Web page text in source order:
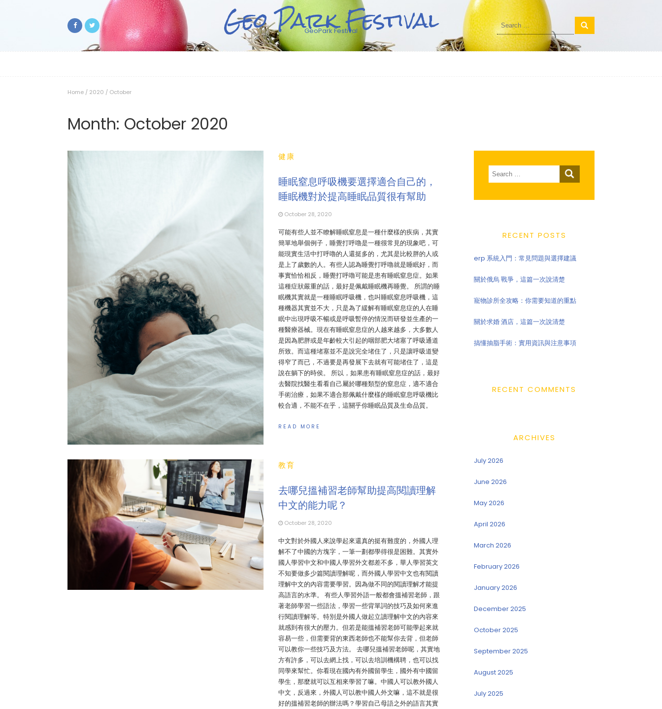
Geo Park Festival
GeoPark Festival
Search
for:
Home / 2020 / October
Month: October 2020
健康
睡眠窒息呼吸機要選擇適合自己的，
睡眠機對於提高睡眠品質很有幫助
October 28, 2020
可能有些人並不瞭解睡眠窒息是一種什麼樣的疾病，其實
簡單地舉個例子，睡覺打呼嚕是一種很常見的現象吧，可
能現實生活中打呼嚕的人還挺多的，尤其是比較胖的人或
是上了歲數的人。有些人認為睡覺打呼嚕就是睡眠好，而
事實恰恰相反，睡覺打呼嚕可能是患有睡眠窒息症。如果
這種症狀嚴重的話，最好是佩戴睡眠機再睡覺。 所謂的睡
眠機其實就是一種睡眠呼吸機，也叫睡眠窒息呼吸機，這
種機器其實並不大，只是為了緩解有睡眠窒息症的人在睡
眠中出現呼吸不暢或是呼吸暫停的情況而研發並生產的一
種醫療器械。現在有睡眠窒息症的人越來越多，大多數人
是因為肥胖或是年齡較大引起的咽部肥大堵塞了呼吸通道
所致。而這種堵塞並不是說完全堵住了，只是讓呼吸道變
得窄了而已，不過要是再發展下去就有可能堵住了，這是
說在躺下的時侯。 所以，如果患有睡眠窒息症的話，最好
去醫院找醫生看看自己屬於哪種類型的窒息症，適不適合
手術治療，如果不適合那佩戴什麼樣的睡眠窒息呼吸機比
較合適，不能不在乎，這關乎你睡眠品質及生命品質。
READ MORE
教育
去哪兒搵補習老師幫助提高閱讀理解
中文的能力呢？
October 28, 2020
中文對於外國人來說學起來還真的挺有難度的，外國人理
解不了中國的方塊字，一筆一劃都學得很是困難。其實外
國人學習中文和中國人學習外文都差不多，華人學習英文
不知要做多少篇閱讀理解呢，而外國人學習中文也有閱讀
理解中文的內容需要學習。因為做不同的閱讀理解才能提
高語言的水準。 有些人學習外語一般都會搵補習老師，跟
著老師學習一些語法，學習一些背單詞的技巧及如何來進
行閱讀理解等。特別是外國人做起立讀理解中文的內容來
就感到有很大的壓力。但若是能搵補習老師可能學起來就
容易一些，但需要背的東西老師也不能幫你去背，但老師
可以教你一些技巧及方法。 去哪兒搵補習老師呢，其實地
方有許多，可以去網上找，可以去培訓機構聘，也可以找
同學來幫忙。你看現在國內有外國留學生，國外有中國留
學生，那麼就可以互相來學習了嘛。中國人可以教外國人
中文，反過來，外國人可以教中國人外文嘛，這不就是很
好的搵補習老師的辦法嗎？學習自己母語之外的語言其實
Search
for:
RECENT POSTS
erp 系統入門：常見問題與選擇建議
關於俄烏 戰爭，這篇一次說清楚
寵物診所全攻略：你需要知道的重點
關於求婚 酒店，這篇一次說清楚
搞懂抽脂手術：實用資訊與注意事項
RECENT COMMENTS
ARCHIVES
July 2026
June 2026
May 2026
April 2026
March 2026
February 2026
January 2026
December 2025
October 2025
September 2025
August 2025
July 2025